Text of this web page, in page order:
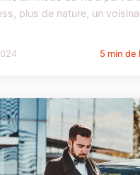
plus de nature, un
5 min